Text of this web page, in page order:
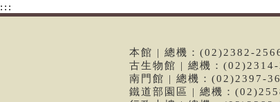
:::
本館 | 總機：(02)2382-
古生物館 | 總機：
南門館 | 總機：(02)2397-
鐵道部園區 | 總機：